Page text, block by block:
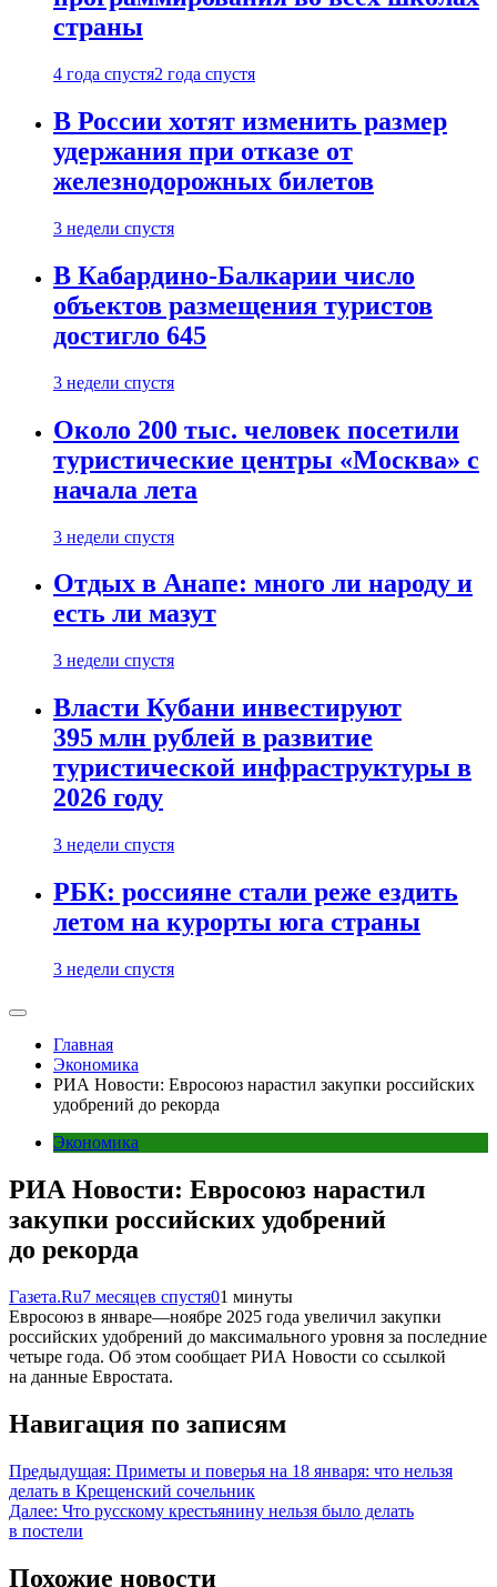
страны
4 года спустя2 года спустя
В России хотят изменить размер
удержания при отказе от
железнодорожных билетов
3 недели спустя
В Кабардино-Балкарии число
объектов размещения туристов
достигло 645
3 недели спустя
Около 200 тыс. человек посетили
туристические центры «Москва» с
начала лета
3 недели спустя
Отдых в Анапе: много ли народу и
есть ли мазут
3 недели спустя
Власти Кубани инвестируют
395 млн рублей в развитие
туристической инфраструктуры в
2026 году
3 недели спустя
РБК: россияне стали реже ездить
летом на курорты юга страны
3 недели спустя
Главная
Экономика
РИА Новости: Евросоюз нарастил закупки российских
удобрений до рекорда
Экономика
РИА Новости: Евросоюз нарастил
закупки российских удобрений
до рекорда
Газета.Ru7 месяцев спустя01 минуты
Евросоюз в январе—ноябре 2025 года увеличил закупки
российских удобрений до максимального уровня за последние
четыре года. Об этом сообщает РИА Новости со ссылкой
на данные Евростата.
Навигация по записям
Предыдущая: Приметы и поверья на 18 января: что нельзя
делать в Крещенский сочельник
Далее: Что русскому крестьянину нельзя было делать
в постели
Похожие новости